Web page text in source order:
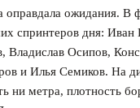
оправдала ожидания. В
спринтеров дня: Иван
Владислав Осипов,
и Илья Семиков. На
ни метра, плотность